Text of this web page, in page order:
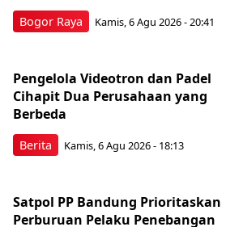
Bogor Raya Kamis, 6 Agu 2026 - 20:41
Berita
Pengelola Videotron dan Padel
Cihapit Dua Perusahaan yang
Berbeda
Kamis, 6 Agu 2026 - 18:13
Satpol PP Bandung Prioritaskan
Perburuan Pelaku Penebangan